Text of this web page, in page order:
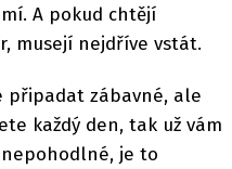
A pokud chtějí
musejí nejdříve vstát.
připadat zábavné, ale
každý den, tak už vám
je to